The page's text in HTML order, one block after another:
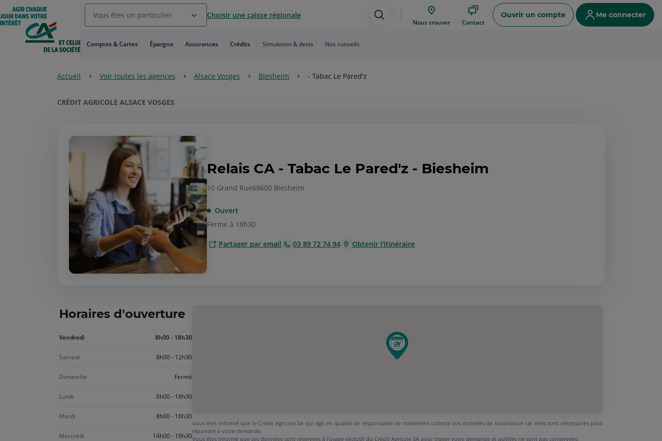
Aller
au
Menu
Aller au
Contenu
Vous êtes un particulier Choisir une caisse régionale
Assistance
Nous trouver Contact
Ouvrir un compte Me connecter
Comptes & Cartes Épargne Assurances Crédits Simulation & devis Nos conseils
Accueil Voir toutes les agences Alsace Vosges Biesheim - Tabac Le Pared'z
CRÉDIT AGRICOLE ALSACE VOSGES
Relais CA - Tabac Le Pared'z - Biesheim
10 Grand Rue68600 Biesheim
Ouvert
Ferme à 18h30
Partager par email 03 89 72 74 94 Obtenir l'itinéraire
Horaires d'ouverture
VendrediAujourd'hui
8h00 - 18h30
Samedi 8h00 - 12h30
Dimanche Fermé
Lundi 8h00 - 18h30
Mardi 8h00 - 18h30
Mercredi 14h00 - 18h30
Vous êtes informé que le Crédit Agricole SA qui agit en qualité de responsable de traitement collecte vos données de localisation car elles sont nécessaires pour
répondre à votre demande.
Vous êtes informé que ces données sont réservées à l’usage exclusif du Crédit Agricole SA pour traiter votre demande et qu’elles ne sont pas conservées.